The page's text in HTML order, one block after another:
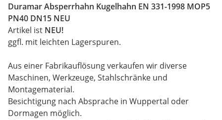
Duramar Absperrhahn Kugelhahn EN 331-1998 MOP5
PN40 DN15 NEU
Artikel ist NEU!
ggfl. mit leichten Lagerspuren.
Aus einer Fabrikauflösung verkaufen wir diverse
Maschinen, Werkzeuge, Stahlschränke und
Montagematerial.
Besichtigung nach Absprache in Wuppertal oder
Dormagen möglich.